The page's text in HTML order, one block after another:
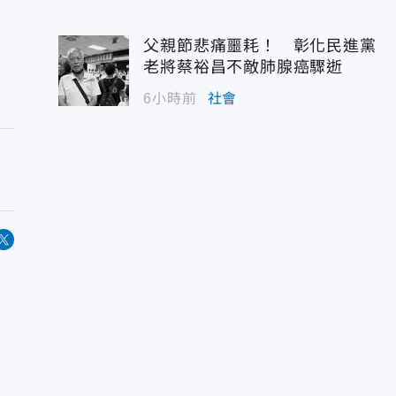
父親節悲痛噩耗！ 彰化民進黨
老將蔡裕昌不敵肺腺癌驟逝
6小時前 社會